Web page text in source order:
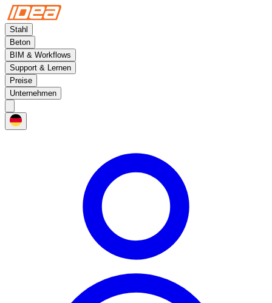
Stahl
Beton
BIM & Workflows
Support & Lernen
Preise
Unternehmen